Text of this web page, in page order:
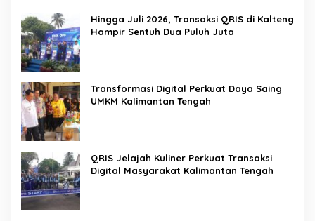
Hingga Juli 2026, Transaksi QRIS di Kalteng
Hampir Sentuh Dua Puluh Juta
Transformasi Digital Perkuat Daya Saing
UMKM Kalimantan Tengah
QRIS Jelajah Kuliner Perkuat Transaksi
Digital Masyarakat Kalimantan Tengah